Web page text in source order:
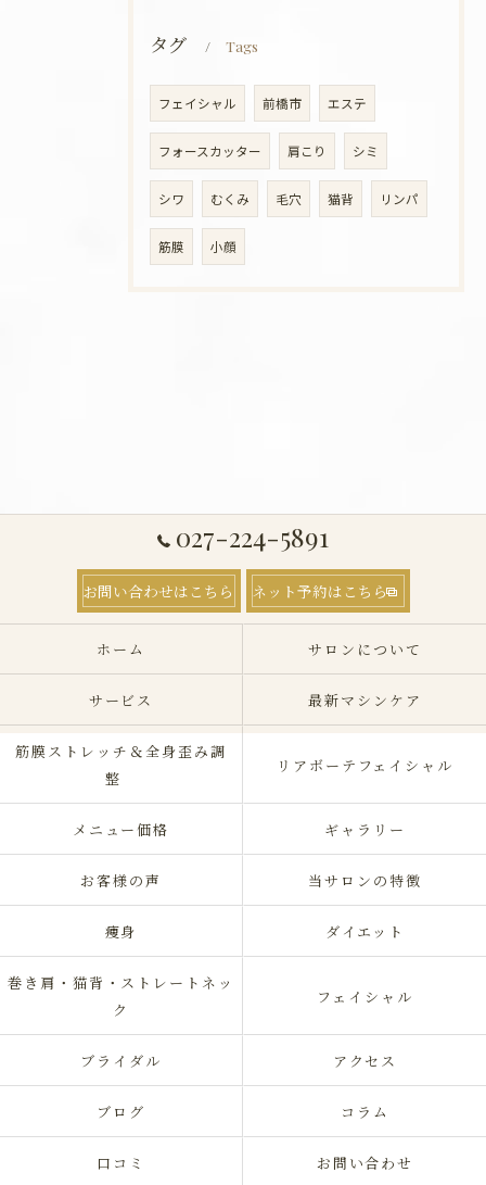
タグ Tags
フェイシャル 前橋市 エステ
フォースカッター 肩こり シミ
シワ むくみ 毛穴 猫背 リンパ
筋膜 小顔
027-224-5891
お問い合わせはこちら ネット予約はこちら
ホーム サロンについて
サービス 最新マシンケア
筋膜ストレッチ＆全身歪み調
整
リアボーテフェイシャル
メニュー価格 ギャラリー
お客様の声 当サロンの特徴
痩身 ダイエット
巻き肩・猫背・ストレートネッ
ク
フェイシャル
ブライダル アクセス
ブログ コラム
口コミ お問い合わせ